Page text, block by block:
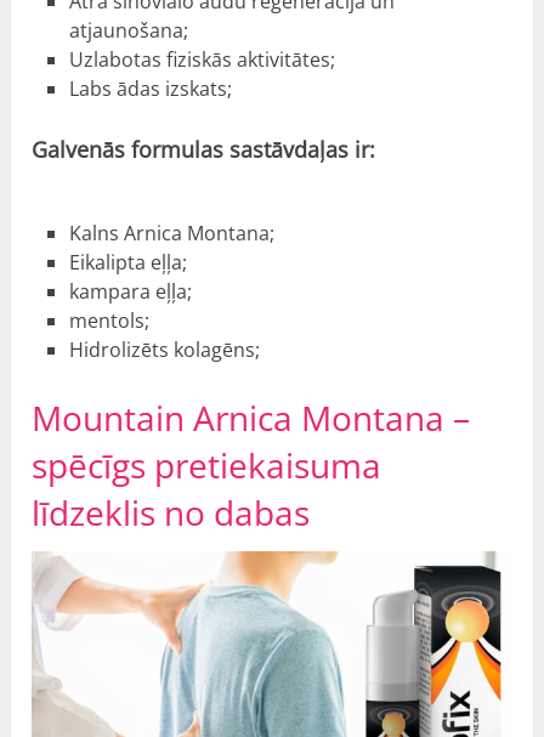
atjaunošana;
Uzlabotas fiziskās aktivitātes;
Labs ādas izskats;
Galvenās formulas sastāvdaļas ir:
Kalns Arnica Montana;
Eikalipta eļļa;
kampara eļļa;
mentols;
Hidrolizēts kolagēns;
Mountain Arnica Montana –
spēcīgs pretiekaisuma
līdzeklis no dabas